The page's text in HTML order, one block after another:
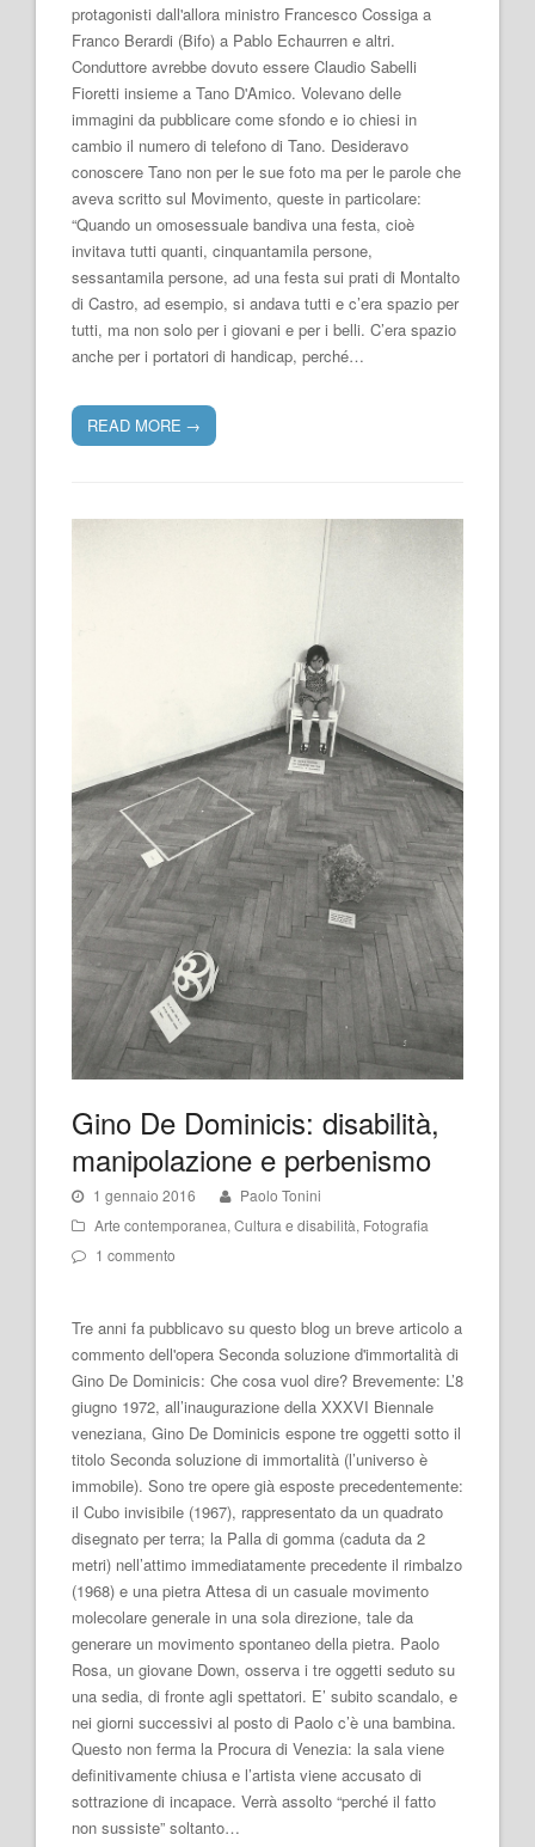
protagonisti dall'allora ministro Francesco Cossiga a
Franco Berardi (Bifo) a Pablo Echaurren e altri.
Conduttore avrebbe dovuto essere Claudio Sabelli
Fioretti insieme a Tano D'Amico. Volevano delle
immagini da pubblicare come sfondo e io chiesi in
cambio il numero di telefono di Tano. Desideravo
conoscere Tano non per le sue foto ma per le parole che
aveva scritto sul Movimento, queste in particolare:
“Quando un omosessuale bandiva una festa, cioè
invitava tutti quanti, cinquantamila persone,
sessantamila persone, ad una festa sui prati di Montalto
di Castro, ad esempio, si andava tutti e c’era spazio per
tutti, ma non solo per i giovani e per i belli. C’era spazio
anche per i portatori di handicap, perché…
READ MORE →
Gino De Dominicis: disabilità,
manipolazione e perbenismo
1 gennaio 2016
Paolo Tonini
Arte contemporanea, Cultura e disabilità, Fotografia
1 commento
Tre anni fa pubblicavo su questo blog un breve articolo a
commento dell'opera Seconda soluzione d'immortalità di
Gino De Dominicis: Che cosa vuol dire? Brevemente: L’8
giugno 1972, all’inaugurazione della XXXVI Biennale
veneziana, Gino De Dominicis espone tre oggetti sotto il
titolo Seconda soluzione di immortalità (l’universo è
immobile). Sono tre opere già esposte precedentemente:
il Cubo invisibile (1967), rappresentato da un quadrato
disegnato per terra; la Palla di gomma (caduta da 2
metri) nell’attimo immediatamente precedente il rimbalzo
(1968) e una pietra Attesa di un casuale movimento
molecolare generale in una sola direzione, tale da
generare un movimento spontaneo della pietra. Paolo
Rosa, un giovane Down, osserva i tre oggetti seduto su
una sedia, di fronte agli spettatori. E’ subito scandalo, e
nei giorni successivi al posto di Paolo c’è una bambina.
Questo non ferma la Procura di Venezia: la sala viene
definitivamente chiusa e l’artista viene accusato di
sottrazione di incapace. Verrà assolto “perché il fatto
non sussiste” soltanto…